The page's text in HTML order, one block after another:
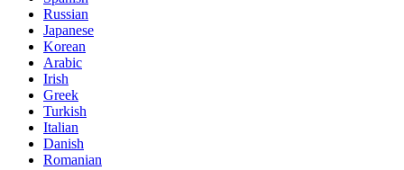
Russian
Japanese
Korean
Arabic
Irish
Greek
Turkish
Italian
Danish
Romanian